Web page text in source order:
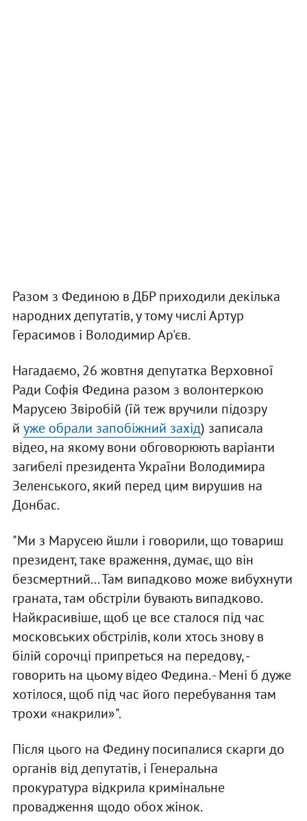
Разом з Фединою в ДБР приходили декілька
народних депутатів, у тому числі Артур
Герасимов і Володимир Ар'єв.
Нагадаємо, 26 жовтня депутатка Верховної
Ради Софія Федина разом з волонтеркою
Марусею Звіробій (їй теж вручили підозру
й уже обрали запобіжний захід) записала
відео, на якому вони обговорюють варіанти
загибелі президента України Володимира
Зеленського, який перед цим вирушив на
Донбас.
"Ми з Марусею йшли і говорили, що товариш
президент, таке враження, думає, що він
безсмертний... Там випадково може вибухнути
граната, там обстріли бувають випадково.
Найкрасивіше, щоб це все сталося під час
московських обстрілів, коли хтось знову в
білій сорочці припреться на передову, -
говорить на цьому відео Федина. - Мені б дуже
хотілося, щоб під час його перебування там
трохи «накрили»".
Після цього на Федину посипалися скарги до
органів від депутатів, і Генеральна
прокуратура відкрила кримінальне
провадження щодо обох жінок.